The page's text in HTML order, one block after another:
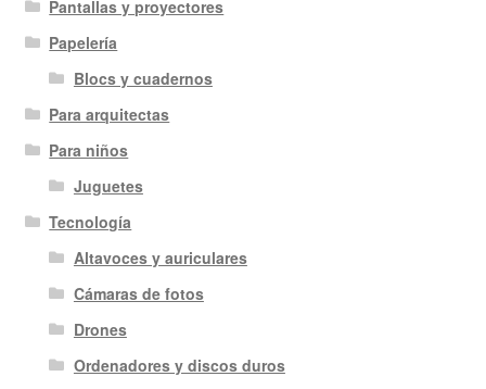
Pantallas y proyectores
Papelería
Blocs y cuadernos
Para arquitectas
Para niños
Juguetes
Tecnología
Altavoces y auriculares
Cámaras de fotos
Drones
Ordenadores y discos duros